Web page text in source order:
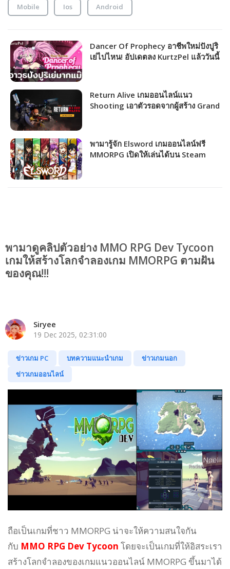
Mobile Ios Android
Dancer Of Prophecy อาชีพใหม่ปังปูริ
เย่ไปไหน! อัปเดตลง KurtzPel แล้ววันนี้
Return Alive เกมออนไลน์แนว
Shooting เอาตัวรอดจากผู้สร้าง Grand
พามารู้จัก Elsword เกมออนไลน์ฟรี
MMORPG เปิดให้เล่นได้บน Steam
พามาดูคลิปตัวอย่าง MMO RPG Dev Tycoon
เกมให้สร้างโลกจำลองเกม MMORPG ตามฝัน
ของคุณ!!!
Siryee
19 Dec 2025, 02:31:00
ข่าวเกม PC บทความแนะนำเกม
ข่าวเกมนอก
ข่าวเกมออนไลน์
ถือเป็นเกมที่ชาว MMORPG น่าจะให้ความสนใจกัน
กับ MMO RPG Dev Tycoon โดยจะเป็นเกมที่ให้อิสระเรา
สร้างโลกจำลองของเกมแนวออนไลน์ MMORPG ขึ้นมาได้